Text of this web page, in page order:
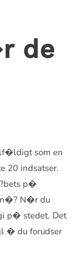
de
som en
20 indsatser.
p�
N�r du
p� stedet. Det
� du forudser